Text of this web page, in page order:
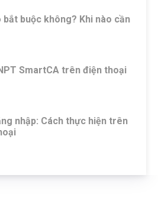
buộc không? Khi nào cần
SmartCA trên điện thoại
nhập: Cách thực hiện trên